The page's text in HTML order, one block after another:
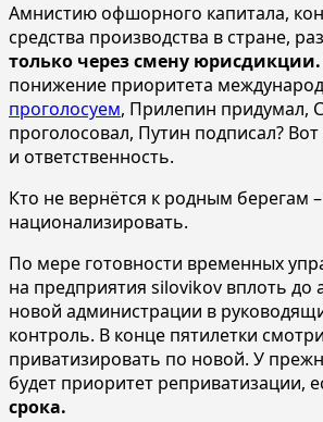
Амнистию офшорного капитала,
средства производства в стране,
только через смену юрисдикции.
понижение приоритета
проголосуем, Прилепин придумал,
проголосовал, Путин подписал?
и ответственность.
Кто не вернётся к родным берегам
национализировать.
По мере готовности временных
на предприятия silovikov вплоть до
новой администрации в
контроль. В конце пятилетки
приватизировать по новой. У
будет приоритет реприватизации,
срока.